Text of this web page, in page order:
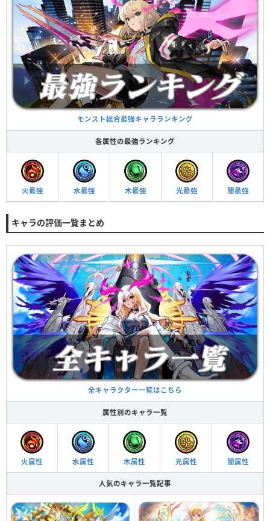
モンスト総合最強キャラランキング
各属性の最強ランキング
火最強 水最強 木最強 光最強 闇最強
キャラの評価一覧まとめ
全キャラクター一覧はこちら
属性別のキャラ一覧
火属性 水属性 木属性 光属性 闇属性
人気のキャラ一覧記事